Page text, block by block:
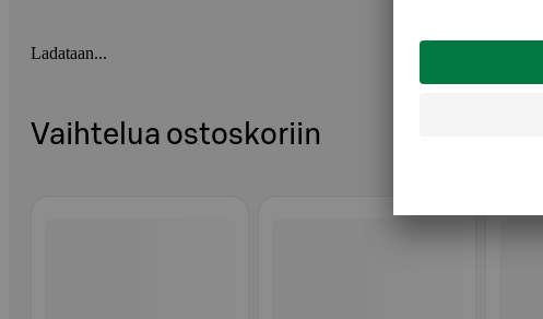
Ladataan...
Vaihtelua ostoskoriin